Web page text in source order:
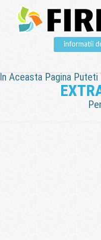
informatii
In Aceasta Pagina